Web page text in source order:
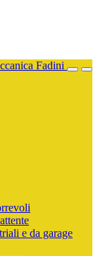
e da garage